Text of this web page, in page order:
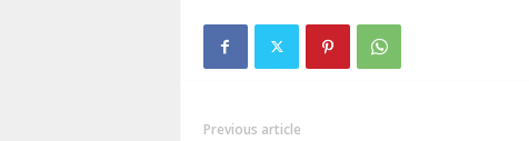
Previous article